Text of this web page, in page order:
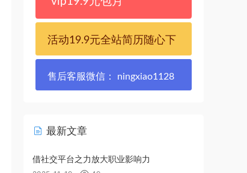
活动19.9元全站简历随心下
售后客服微信： ningxiao1128
最新文章
借社交平台之力放大职业影响力